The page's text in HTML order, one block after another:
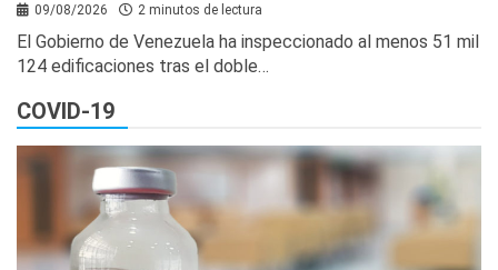
09/08/2026 2 minutos de lectura
El Gobierno de Venezuela ha inspeccionado al menos 51 mil
124 edificaciones tras el doble…
COVID-19